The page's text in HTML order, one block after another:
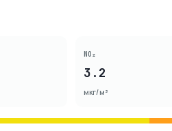
NO₂
3.2
мкг/м³